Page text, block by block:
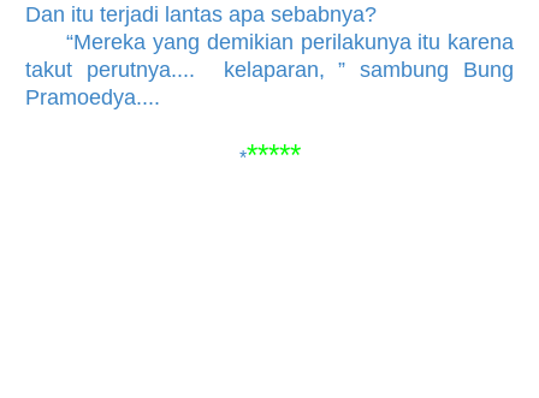
Dan itu terjadi lantas apa sebabnya?
“Mereka yang demikian perilakunya itu karena
takut perutnya.... kelaparan, ” sambung Bung
Pramoedya....
******